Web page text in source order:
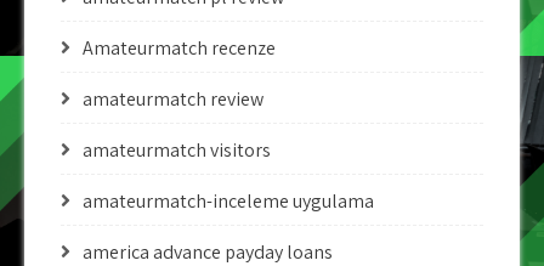
Amateurmatch recenze
amateurmatch review
amateurmatch visitors
amateurmatch-inceleme uygulama
america advance payday loans